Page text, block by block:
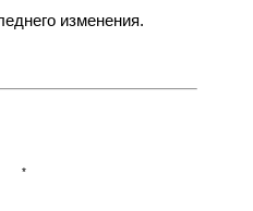
изменения.
*